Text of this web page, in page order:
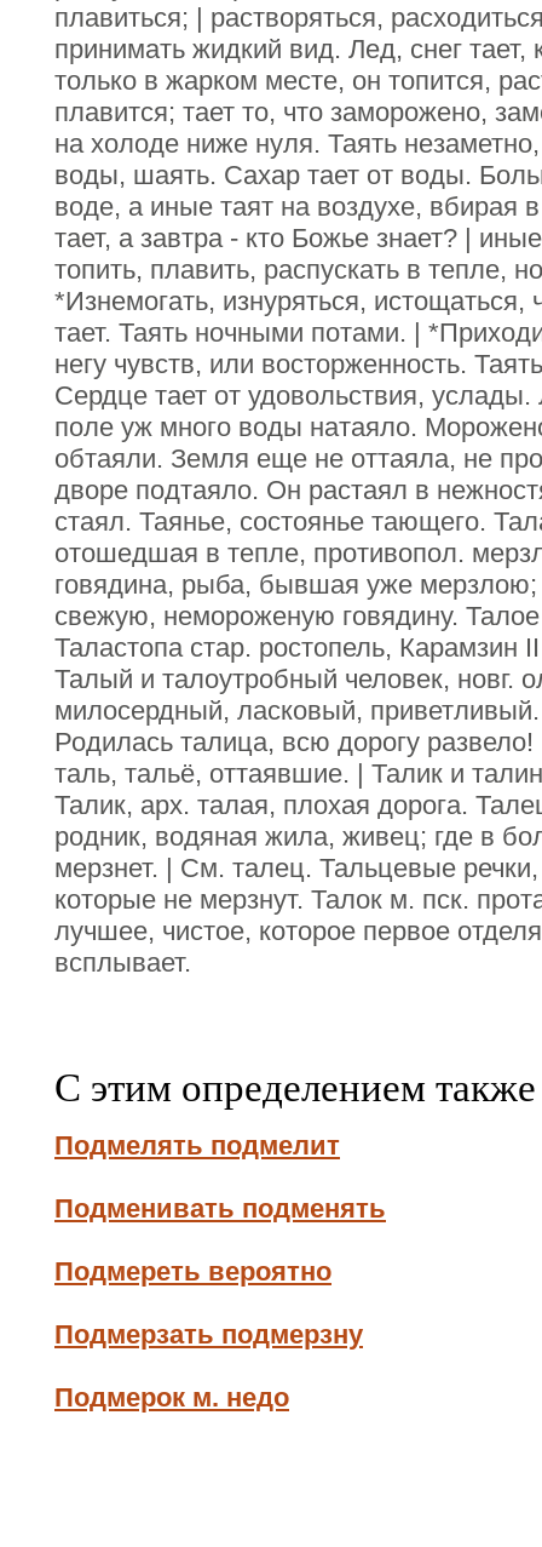
плавиться; | растворяться,
принимать жидкий вид. Лед, снег тает,
только в жарком месте, он топится,
плавится; тает то, что заморожено,
на холоде ниже нуля. Таять
воды, шаять. Сахар тает от воды.
воде, а иные таят на воздухе, вбирая
тает, а завтра - кто Божье знает? |
топить, плавить, распускать в тепле,
*Изнемогать, изнуряться,
тает. Таять ночными потами. |
негу чувств, или восторженность.
Сердце тает от удовольствия,
поле уж много воды натаяло.
обтаяли. Земля еще не оттаяла, не
дворе подтаяло. Он растаял в
стаял. Таянье, состоянье тающего.
отошедшая в тепле, противопол.
говядина, рыба, бывшая уже мерзлою;
свежую, немороженую говядину.
Таластопа стар. ростопель, Карамзин
Талый и талоутробный человек, новг.
милосердный, ласковый,
Родилась талица, всю дорогу
таль, тальё, оттаявшие. | Талик и
Талик, арх. талая, плохая дорога.
родник, водяная жила, живец; где в
мерзнет. | См. талец. Тальцевые
которые не мерзнут. Талок м. пск.
лучшее, чистое, которое первое
всплывает.
С этим определением
Подмелять подмелит
Подменивать подменять
Подмереть вероятно
Подмерзать подмерзну
Подмерок м. недо